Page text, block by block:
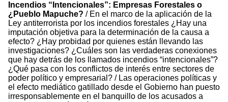
Incendios “Intencionales”: Empresas Forestales o
¿Pueblo Mapuche? / En el marco de la aplicación de la
Ley antiterrorista por los incendios forestales ¿Hay una
imputación objetiva para la determinación de la causa a
efecto? ¿Hay probidad por quienes están llevando las
investigaciones? ¿Cuáles son las verdaderas conexiones
que hay detrás de los llamados incendios “intencionales”?
¿Qué pasa con los conflictos de interés entre sectores de
poder político y empresarial? / Las operaciones políticas y
el efecto mediático gatillado desde el Gobierno han puesto
irresponsablemente en el banquillo de los acusados a